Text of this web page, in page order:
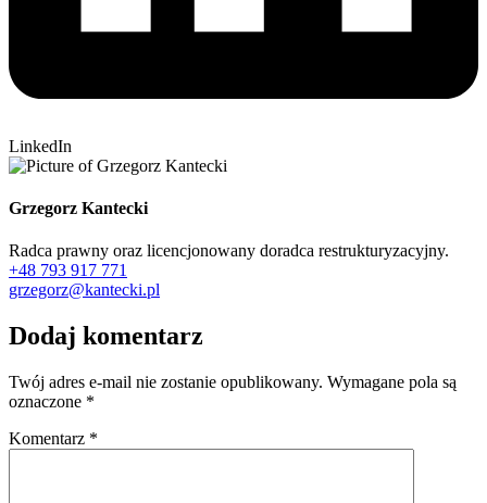
LinkedIn
Grzegorz Kantecki
Radca prawny oraz licencjonowany doradca restrukturyzacyjny.
+48 793 917 771
grzegorz@kantecki.pl
Dodaj komentarz
Twój adres e-mail nie zostanie opublikowany. Wymagane pola są
oznaczone *
Komentarz *